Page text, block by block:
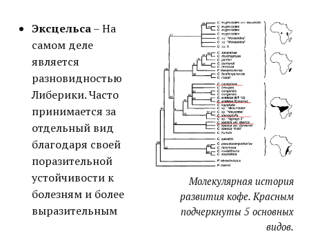
Молекулярная история
развития кофе. Красным
подчеркнуты 5 основных
видов.
Эксцельса– На
самом деле
является
разновидностью
Либерики. Часто
принимается за
отдельный вид
благодаря своей
поразительной
устойчивости к
болезням и более
выразительным